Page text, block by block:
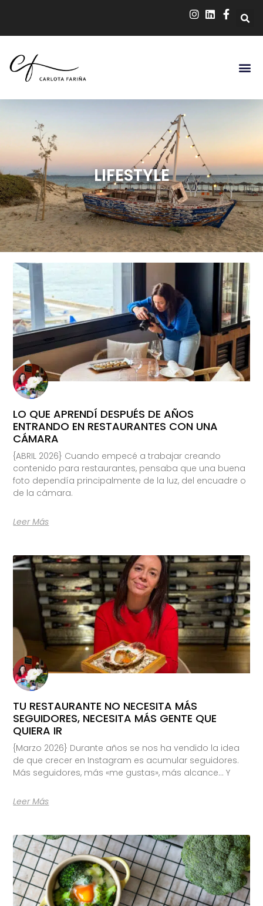
LIFESTYLE
LO QUE APRENDÍ DESPUÉS DE AÑOS
ENTRANDO EN RESTAURANTES CON UNA
CÁMARA
{ABRIL 2026} Cuando empecé a trabajar creando
contenido para restaurantes, pensaba que una buena
foto dependía principalmente de la luz, del encuadre o
de la cámara.
Leer Más
TU RESTAURANTE NO NECESITA MÁS
SEGUIDORES, NECESITA MÁS GENTE QUE
QUIERA IR
{Marzo 2026} Durante años se nos ha vendido la idea
de que crecer en Instagram es acumular seguidores.
Más seguidores, más «me gustas», más alcance… Y
Leer Más